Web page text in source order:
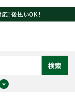
！後払いOK！
検索